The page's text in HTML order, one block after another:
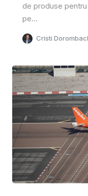
de produse
pe...
Cristi